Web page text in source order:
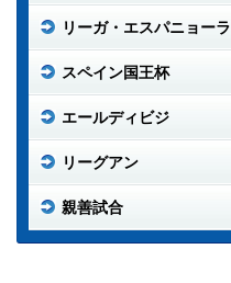
リーガ・エスパニョーラ
スペイン国王杯
エールディビジ
リーグアン
親善試合